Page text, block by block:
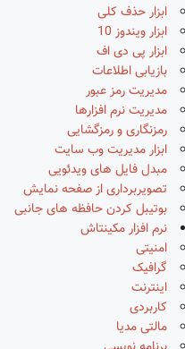
ابزار حذف کلی
ابزار ویندوز 10
ابزار پی دی اف
بازیابی اطلاعات
مدیریت رمز عبور
مدیریت نرم افزارها
رمزنگاری و رمزگشایی
ابزار مدیریت وب سایت
مبدل فایل های ویدئویی
تصویربرداری از صفحه نمایش
بوتیبل کردن حافظه های جانبی
نرم افزار مکینتاش
امنیتی
گرافیک
اینترنت
کاربردی
مالتی مدیا